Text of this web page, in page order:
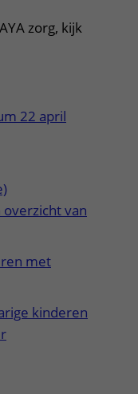
openen
zorg, kijk
22 april
van
met
kinderen